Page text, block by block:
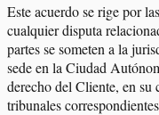
Este acuerdo se rige por
cualquier disputa
partes se someten a la
sede en la Ciudad
derecho del Cliente, en su
tribunales